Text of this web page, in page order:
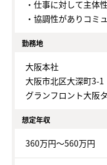
・仕事に対して主体
・協調性がありコミ
勤務地
大阪本社
大阪市北区大深町3-1
グランフロント大阪
想定年収
360万円～560万円